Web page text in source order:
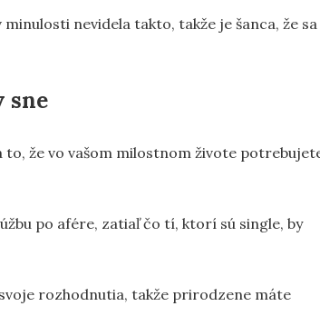
nevidela takto, takže je šanca, že sa
sne
že vo vašom milostnom živote
po afére, zatiaľ čo tí, ktorí sú single, by
rozhodnutia, takže prirodzene máte